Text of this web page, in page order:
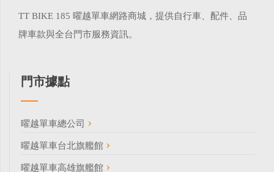
TT BIKE 185 曜越單車網路商城，提供自行車、配件、品
牌車款與全台門市服務資訊。
門市據點
曜越單車總公司
曜越單車台北旗艦館
曜越單車高雄旗艦館